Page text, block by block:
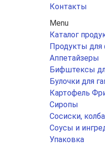
Контакты
Menu
Каталог
Продукты для
Аппетайзеры
Бифштексы
Булочки для
Картофель
Сиропы
Сосиски,
Соусы и
Упаковка